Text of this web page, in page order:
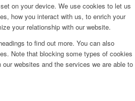
on your device. We use cookies to let us
how you interact with us, to enrich your
your relationship with our website.
to find out more. You can also
Note that blocking some types of cookies
websites and the services we are able to